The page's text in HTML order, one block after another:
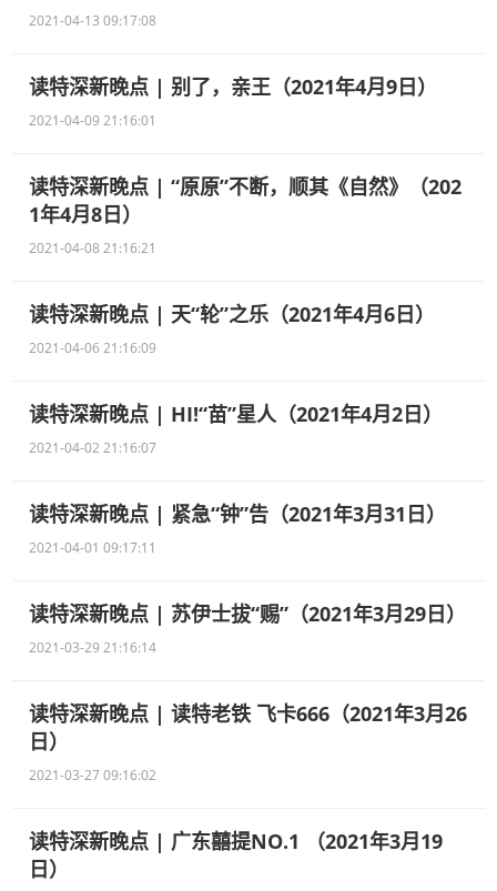
2021-04-13 09:17:08
读特深新晚点 | 别了，亲王（2021年4月9日）
2021-04-09 21:16:01
读特深新晚点 | “原原”不断，顺其《自然》（202
1年4月8日）
2021-04-08 21:16:21
读特深新晚点 | 天“轮”之乐（2021年4月6日）
2021-04-06 21:16:09
读特深新晚点 | HI!“苗”星人（2021年4月2日）
2021-04-02 21:16:07
读特深新晚点 | 紧急“钟”告（2021年3月31日）
2021-04-01 09:17:11
读特深新晚点 | 苏伊士拔“赐”（2021年3月29日）
2021-03-29 21:16:14
读特深新晚点 | 读特老铁 飞卡666（2021年3月26
日）
2021-03-27 09:16:02
读特深新晚点 | 广东囍提NO.1 （2021年3月19
日）